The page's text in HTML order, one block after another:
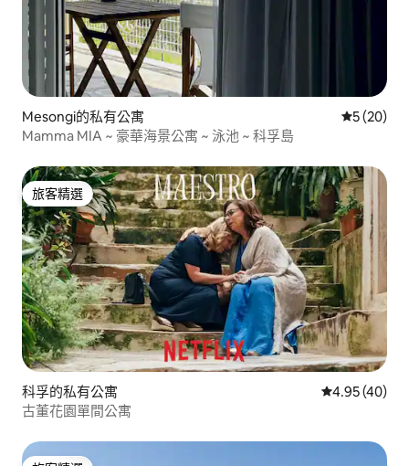
Mesongi的私有公寓 從 20 則評
5 (20)
Mamma MIA ~ 豪華海景公寓 ~ 泳池 ~ 科孚島
旅客精選
旅客精選
科孚的私有公寓 從 40 則評價
4.95 (40)
古董花園單間公寓